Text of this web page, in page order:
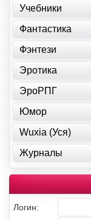
Учебники
Фантастика
Фэнтези
Эротика
ЭроРПГ
Юмор
Wuxia (Уся)
Журналы
Логин: